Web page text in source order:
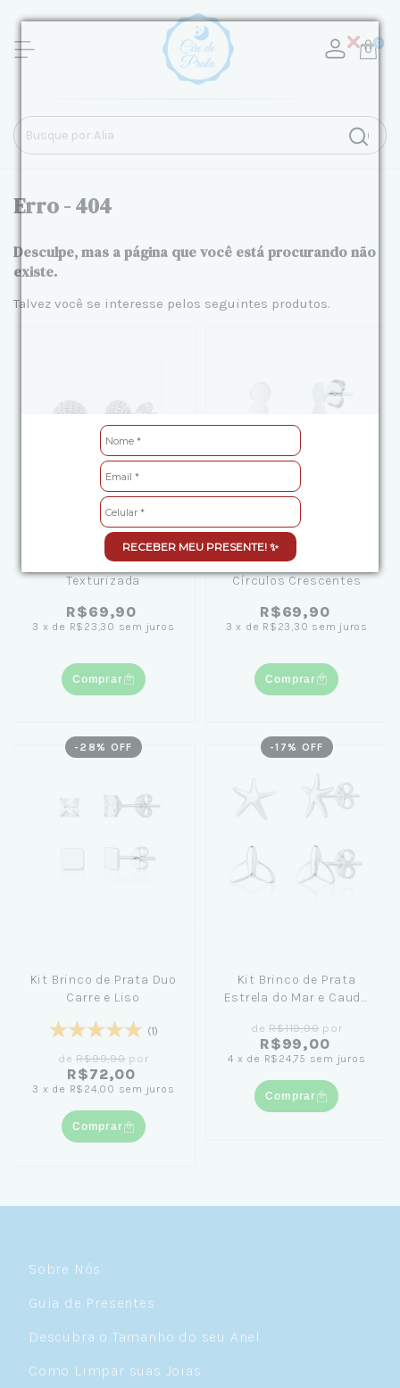
RECEBER MEU PRESENTE! ✨
0
Erro - 404
Desculpe, mas a página que você está procurando não
existe.
Talvez você se interesse pelos seguintes produtos.
Brinco de Prata Concha
Texturizada
R$69,90
3 x de R$23,30 sem juros
Comprar
Brinco de Prata
Círculos Crescentes
R$69,90
3 x de R$23,30 sem juros
Comprar
- 28 % OFF
Kit Brinco de Prata Duo
Carre e Liso
(1)
deR$99,90por
R$72,00
3 x de R$24,00 sem juros
Comprar
-17 % OFF
Kit Brinco de Prata
Estrela do Mar e Cauda
deR$119,90 por
R$99,00
4 x de R$24,75 sem juros
Comprar
Sobre Nós
Guia de Presentes
Descubra o Tamanho do seu Anel
Como Limpar suas Joias